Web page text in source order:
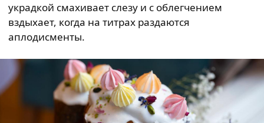
украдкой смахивает слезу и с облегчением
вздыхает, когда на титрах раздаются
аплодисменты.